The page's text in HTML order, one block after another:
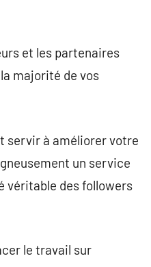
et les partenaires
majorité de vos
servir à améliorer votre
un service
véritable des followers
le travail sur